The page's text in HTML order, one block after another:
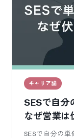
キャリア論
SESで自分
なぜ営業は
SESで自分の